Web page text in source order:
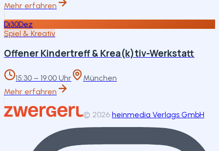
Mehr erfahren
Di30Dez
Spiel & Kreativ
Offener Kindertreff & Krea(k)tiv-Werkstatt
15:30 – 19:00 Uhr
München
Mehr erfahren
© 2026 heinmedia Verlags GmbH